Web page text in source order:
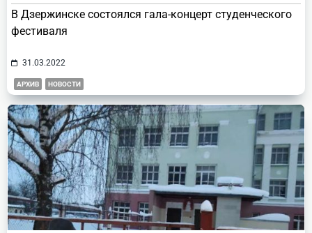
В Дзержинске состоялся гала-концерт студенческого
фестиваля
31.03.2022
АРХИВ НОВОСТИ